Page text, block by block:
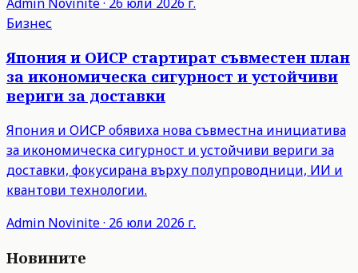
Бизнес
Япония и ОИСР стартират съвместен план
за икономическа сигурност и устойчиви
вериги за доставки
Япония и ОИСР обявиха нова съвместна инициатива
за икономическа сигурност и устойчиви вериги за
доставки, фокусирана върху полупроводници, ИИ и
квантови технологии.
Admin Novinite· 26 юли 2026 г.
Новините